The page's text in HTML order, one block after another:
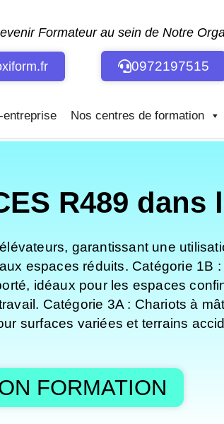
Formateur au sein de Notre
0972197515
entreprise Nos centres de formation
R489 dans
garantissant une
espaces réduits. Catégorie 1B
idéaux pour les espaces
Catégorie 3A : Chariots à
surfaces variées et terrains
FORMATION